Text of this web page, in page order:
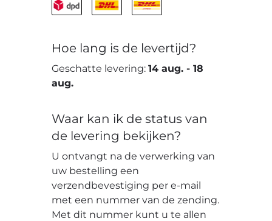
Hoe lang is de levertijd?
Geschatte levering:14 aug. -18
aug.
Waar kan ik de status van
de levering bekijken?
U ontvangt na de verwerking van
uw bestelling een
verzendbevestiging per e-mail
met een nummer van de zending.
Met dit nummer kunt u te allen